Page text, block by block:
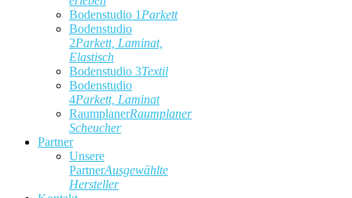
Bodenstudio 1 Parkett
Bodenstudio
2Parkett, Laminat,
Elastisch
Bodenstudio 3Textil
Bodenstudio
4Parkett, Laminat
RaumplanerRaumplaner
Scheucher
Partner
Unsere
PartnerAusgewählte
Hersteller